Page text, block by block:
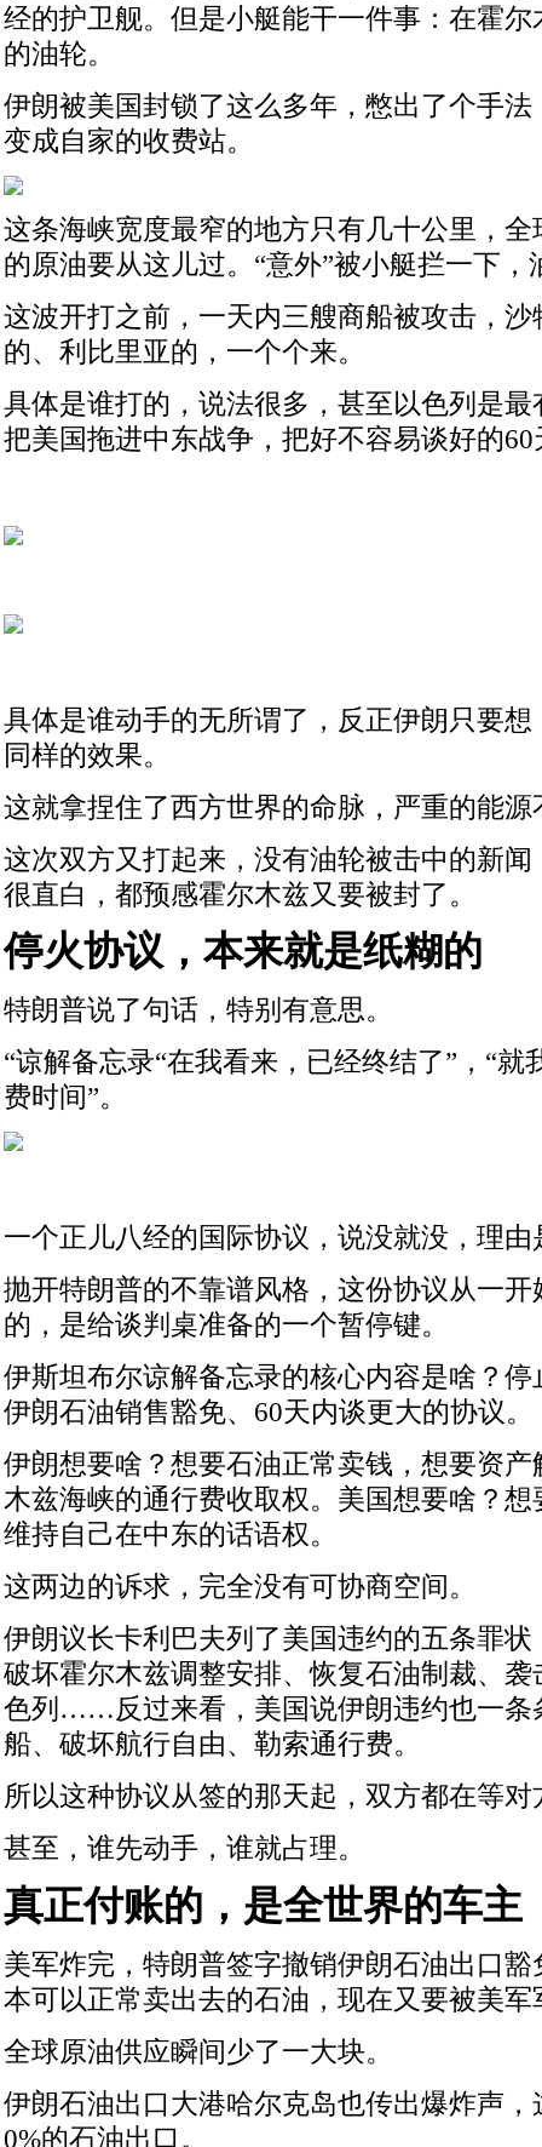
经的护卫舰。但是小艇能干一件事：在霍
的油轮。
伊朗被美国封锁了这么多年，憋出了个手
变成自家的收费站。
这条海峡宽度最窄的地方只有几十公里，
的原油要从这儿过。“意外”被小艇拦一下，
这波开打之前，一天内三艘商船被攻击，
的、利比里亚的，一个个来。
具体是谁打的，说法很多，甚至以色列是
把美国拖进中东战争，把好不容易谈好的
具体是谁动手的无所谓了，反正伊朗只要
同样的效果。
这就拿捏住了西方世界的命脉，严重的能
这次双方又打起来，没有油轮被击中的新
很直白，都预感霍尔木兹又要被封了。
停火协议，本来就是纸糊的
特朗普说了句话，特别有意思。
“谅解备忘录“在我看来，已经终结了”，“就
费时间”。
一个正儿八经的国际协议，说没就没，理由
抛开特朗普的不靠谱风格，这份协议从一
的，是给谈判桌准备的一个暂停键。
伊斯坦布尔谅解备忘录的核心内容是啥？
伊朗石油销售豁免、60天内谈更大的协议。
伊朗想要啥？想要石油正常卖钱，想要资
木兹海峡的通行费收取权。美国想要啥？
维持自己在中东的话语权。
这两边的诉求，完全没有可协商空间。
伊朗议长卡利巴夫列了美国违约的五条罪
破坏霍尔木兹调整安排、恢复石油制裁、
色列……反过来看，美国说伊朗违约也一条
船、破坏航行自由、勒索通行费。
所以这种协议从签的那天起，双方都在等对
甚至，谁先动手，谁就占理。
真正付账的，是全世界的车主
美军炸完，特朗普签字撤销伊朗石油出口
本可以正常卖出去的石油，现在又要被美
全球原油供应瞬间少了一大块。
伊朗石油出口大港哈尔克岛也传出爆炸声
0%的石油出口。